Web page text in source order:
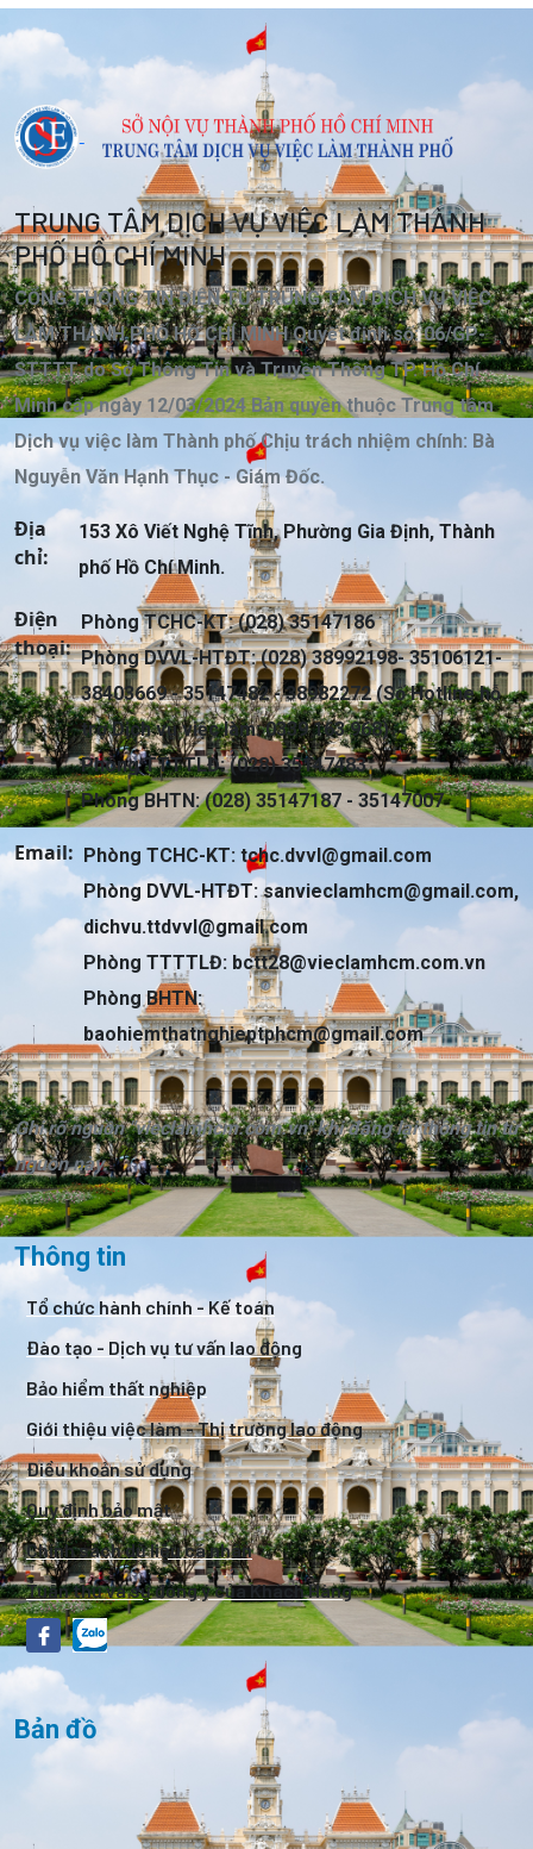
TRUNG TÂM DỊCH VỤ VIỆC LÀM THÀNH
PHỐ HỒ CHÍ MINH
CỔNG THÔNG TIN ĐIỆN TỬ TRUNG TÂM DỊCH VỤ VIỆC
LÀM THÀNH PHỐ HỒ CHÍ MINH Quyết định số: 06/GP-
STTTT do Sở Thông Tin và Truyền Thông TP. Hồ Chí
Minh cấp ngày 12/03/2024 Bản quyền thuộc Trung tâm
Dịch vụ việc làm Thành phố Chịu trách nhiệm chính: Bà
Nguyễn Văn Hạnh Thục - Giám Đốc.
Địa
chỉ:
153 Xô Viết Nghệ Tĩnh, Phường Gia Định, Thành
phố Hồ Chí Minh.
Điện
thoại:
Phòng TCHC-KT: (028) 35147186
Phòng DVVL-HTĐT: (028) 38992198- 35106121-
38403669 - 35147482 - 38982272 (Số Hotline hỗ
trợ Dịch vụ việc làm: 0339 163 968)
Phòng TTTTLĐ: (028) 35147483
Phòng BHTN: (028) 35147187 - 35147007
Email: Phòng TCHC-KT: tchc.dvvl@gmail.com
Phòng DVVL-HTĐT:sanvieclamhcm@gmail.com,
dichvu.ttdvvl@gmail.com
Phòng TTTTLĐ: bctt28@vieclamhcm.com.vn
Phòng BHTN:
baohiemthatnghieptphcm@gmail.com
Ghi rõ nguồn "vieclamhcm.com.vn" khi đăng lại thông tin từ
nguồn này.
Thông tin
Tổ chức hành chính - Kế toán
Đào tạo - Dịch vụ tư vấn lao động
Bảo hiểm thất nghiệp
Giới thiệu việc làm - Thị trường lao động
Điều khoản sử dụng
Quy định bảo mật
Chính sách dữ liệu cá nhân
Tuân thủ và sự đồng ý của Khách Hàng
Bản đồ